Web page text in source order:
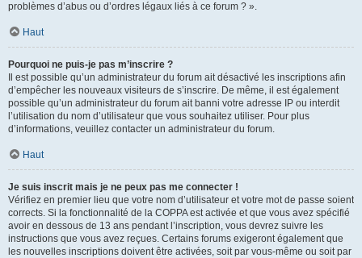
problèmes d’abus ou d’ordres légaux liés à ce forum ? ».
Haut
Pourquoi ne puis-je pas m’inscrire ?
Il est possible qu’un administrateur du forum ait désactivé les inscriptions afin
d’empêcher les nouveaux visiteurs de s’inscrire. De même, il est également
possible qu’un administrateur du forum ait banni votre adresse IP ou interdit
l’utilisation du nom d’utilisateur que vous souhaitez utiliser. Pour plus
d’informations, veuillez contacter un administrateur du forum.
Haut
Je suis inscrit mais je ne peux pas me connecter !
Vérifiez en premier lieu que votre nom d’utilisateur et votre mot de passe soient
corrects. Si la fonctionnalité de la COPPA est activée et que vous avez spécifié
avoir en dessous de 13 ans pendant l’inscription, vous devrez suivre les
instructions que vous avez reçues. Certains forums exigeront également que
les nouvelles inscriptions doivent être activées, soit par vous-même ou soit par